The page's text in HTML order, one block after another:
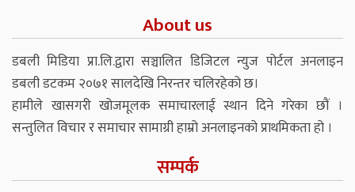
About us
डबली मिडिया प्रा.लि.द्वारा सञ्चालित डिजिटल न्युज पोर्टल अनलाइन
डबली डटकम २०७१ सालदेखि निरन्तर चलिरहेको छ।
हामीले खासगरी खोजमूलक समाचारलाई स्थान दिने गरेका छौं ।
सन्तुलित विचार र समाचार सामाग्री हाम्रो अनलाइनको प्राथमिकता हो ।
सम्पर्क